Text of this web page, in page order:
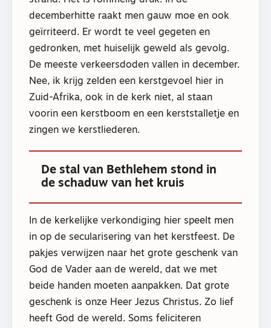
decemberhitte raakt men gauw moe en ook
geïrriteerd. Er wordt te veel gegeten en
gedronken, met huiselijk geweld als gevolg.
De meeste verkeersdoden vallen in december.
Nee, ik krijg zelden een kerstgevoel hier in
Zuid-Afrika, ook in de kerk niet, al staan
voorin een kerstboom en een kerststalletje en
zingen we kerstliederen.
De stal van Bethlehem stond in
de schaduw van het kruis
In de kerkelijke verkondiging hier speelt men
in op de secularisering van het kerstfeest. De
pakjes verwijzen naar het grote geschenk van
God de Vader aan de wereld, dat we met
beide handen moeten aanpakken. Dat grote
geschenk is onze Heer Jezus Christus. Zo lief
heeft God de wereld. Soms feliciteren